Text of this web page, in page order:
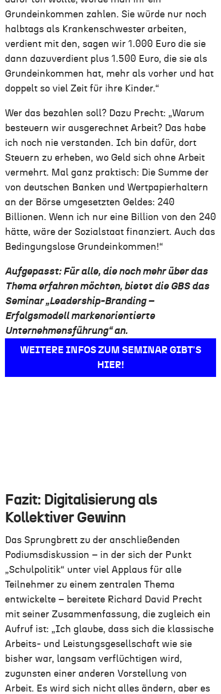
Grundeinkommen zahlen. Sie würde nur noch
halbtags als Krankenschwester arbeiten,
verdient mit den, sagen wir 1.000 Euro die sie
dann dazuverdient plus 1.500 Euro, die sie als
Grundeinkommen hat, mehr als vorher und hat
doppelt so viel Zeit für ihre Kinder.“
Wer das bezahlen soll? Dazu Precht: „Warum
besteuern wir ausgerechnet Arbeit? Das habe
ich noch nie verstanden. Ich bin dafür, dort
Steuern zu erheben, wo Geld sich ohne Arbeit
vermehrt. Mal ganz praktisch: Die Summe der
von deutschen Banken und Wertpapierhaltern
an der Börse umgesetzten Geldes: 240
Billionen. Wenn ich nur eine Billion von den 240
hätte, wäre der Sozialstaat finanziert. Auch das
Bedingungslose Grundeinkommen!“
Aufgepasst: Für alle, die noch mehr über das
Thema erfahren möchten, bietet die GBS das
Seminar „Leadership-Branding –
Erfolgsmodell markenorientierte
Unternehmensführung“ an.
WEITERE INFOS ZUM SEMINAR GIBT'S
HIER!
Fazit: Digitalisierung als
Kollektiver Gewinn
Das Sprungbrett zu der anschließenden
Podiumsdiskussion – in der sich der Punkt
„Schulpolitik“ unter viel Applaus für alle
Teilnehmer zu einem zentralen Thema
entwickelte – bereitete Richard David Precht
mit seiner Zusammenfassung, die zugleich ein
Aufruf ist: „Ich glaube, dass sich die klassische
Arbeits- und Leistungsgesellschaft wie sie
bisher war, langsam verflüchtigen wird,
zugunsten einer anderen Vorstellung von
Arbeit. Es wird sich nicht alles ändern, aber es